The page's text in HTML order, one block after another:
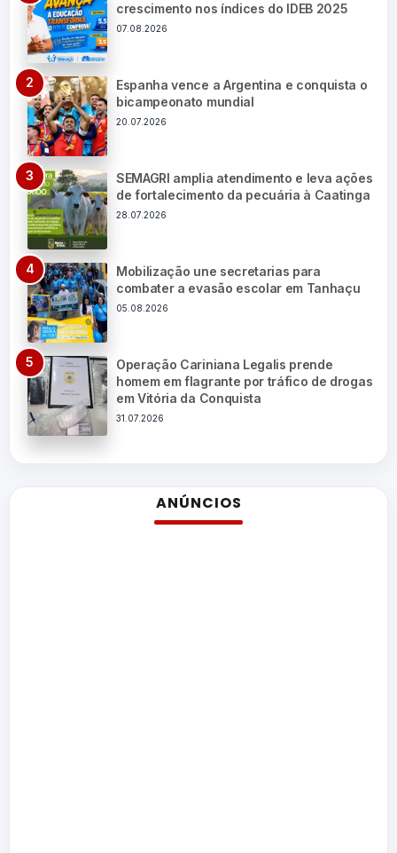
crescimento nos índices do IDEB 2025
07.08.2026
Espanha vence a Argentina e conquista o
bicampeonato mundial
20.07.2026
SEMAGRI amplia atendimento e leva ações
de fortalecimento da pecuária à Caatinga
28.07.2026
Mobilização une secretarias para
combater a evasão escolar em Tanhaçu
05.08.2026
Operação Cariniana Legalis prende
homem em flagrante por tráfico de drogas
em Vitória da Conquista
31.07.2026
ANÚNCIOS